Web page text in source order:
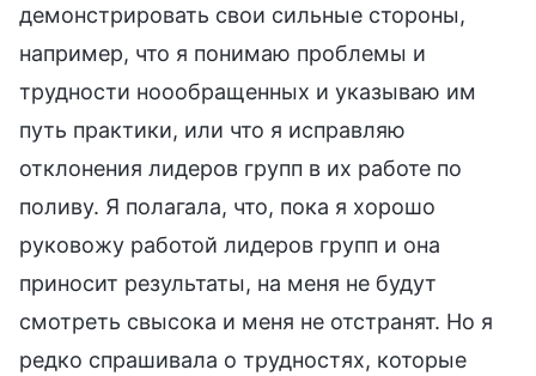
демонстрировать свои сильные стороны,
например, что я понимаю проблемы и
трудности ноообращенных и указываю им
путь практики, или что я исправляю
отклонения лидеров групп в их работе по
поливу. Я полагала, что, пока я хорошо
руковожу работой лидеров групп и она
приносит результаты, на меня не будут
смотреть свысока и меня не отстранят. Но я
редко спрашивала о трудностях, которые